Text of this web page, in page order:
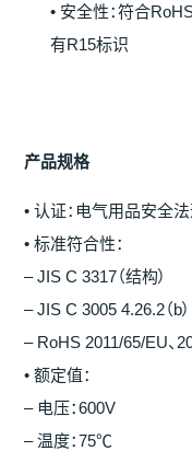
• 安全性：符合
有R15标识
产品规格
• 认证：电气用品安全法
• 标准符合性：
– JIS C 3317（结构）
– JIS C 3005 4.26.2（b）
– RoHS 2011/65/EU、
• 额定值：
– 电压：600V
– 温度：75℃